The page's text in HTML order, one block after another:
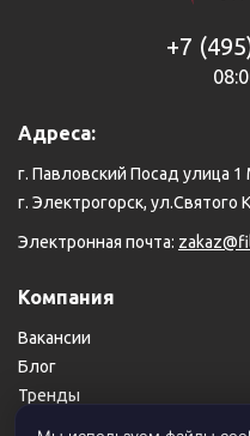
+7
Адреса:
г. Павловский Посад улица 1
г. Электрогорск, ул.Святого
Электронная почта:
Компания
Вакансии
Блог
Тренды